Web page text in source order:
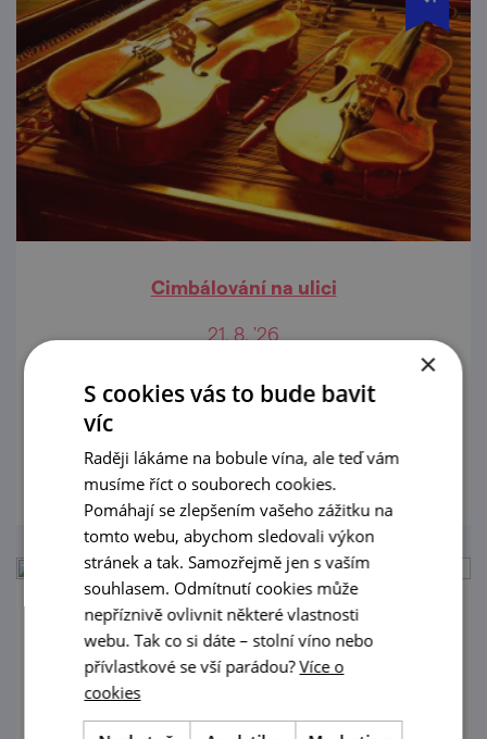
Cimbálování na ulici
21. 8. '26
Zažijte cimbálování na ulici Česká ve
vinařské vesnici Pavlov
prohlédnout
Cimbálové veselí u nás ve sklepě 2026
25. 8. '26
Vinařství Topolanský srdečně zve do Pavlova
×
S cookies vás to bude bavit
víc
Raději lákáme na bobule vína, ale teď vám
musíme říct o souborech cookies.
Pomáhají se zlepšením vašeho zážitku na
tomto webu, abychom sledovali výkon
stránek a tak. Samozřejmě jen s vaším
souhlasem. Odmítnutí cookies může
nepříznivě ovlivnit některé vlastnosti
webu. Tak co si dáte – stolní víno nebo
přívlastkové se vší parádou?Více o
cookies